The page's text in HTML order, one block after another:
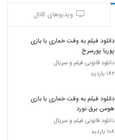
ویدیوهای کانال
دانلود فیلم به وقت خماری با بازی
پوریا پورسرخ
دانلود قانونی فیلم و سریال
۱۸۲ بازدید
دانلود فیلم به وقت خماری با بازی
هومن برق نورد
دانلود قانونی فیلم و سریال
۱۰۸ بازدید